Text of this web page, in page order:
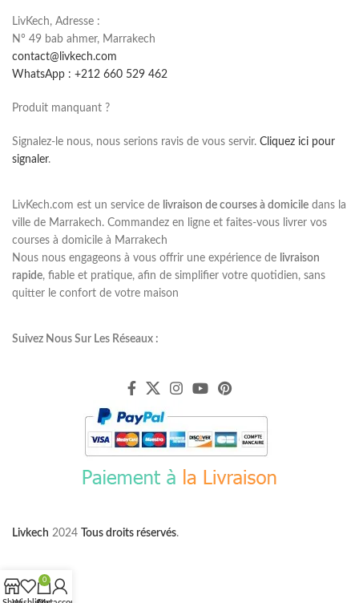
LivKech, Adresse :
N° 49 bab ahmer, Marrakech
contact@livkech.com
WhatsApp : +212 660 529 462
Produit manquant ?
Signalez-le nous, nous serions ravis de vous servir. Cliquez ici pour
signaler.
LivKech.com est un service de livraison de courses à domicile dans la
ville de Marrakech. Commandez en ligne et faites-vous livrer vos
courses à domicile à Marrakech
Nous nous engageons à vous offrir une expérience de livraison
rapide, fiable et pratique, afin de simplifier votre quotidien, sans
quitter le confort de votre maison
Suivez Nous Sur Les Réseaux :
Livkech 2024 Tous droits réservés.
0